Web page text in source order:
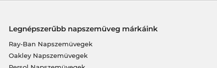
Legnépszerűbb napszemüveg márkáink
Ray-Ban Napszemüvegek
Oakley Napszemüvegek